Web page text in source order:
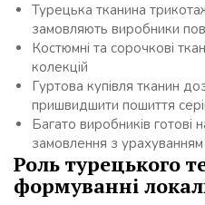
Турецька тканина
замовляють виробники
Костюмні та сорочкові
колекцій
Гуртова купівля тканин
пришвидшити пошиття
Багато виробників готові
замовлення з урахуванням
Роль турецького
формуванні